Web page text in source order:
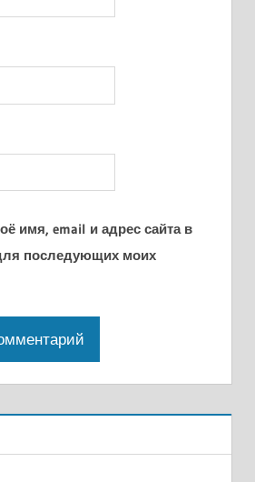
имя, email и адрес сайта в
последующих моих